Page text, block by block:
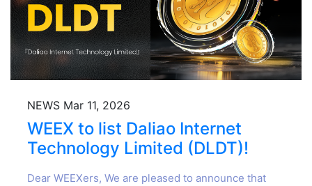
NEWS Mar 11, 2026
WEEX to list Daliao Internet
Technology Limited (DLDT)!
Dear WEEXers, We are pleased to announce that